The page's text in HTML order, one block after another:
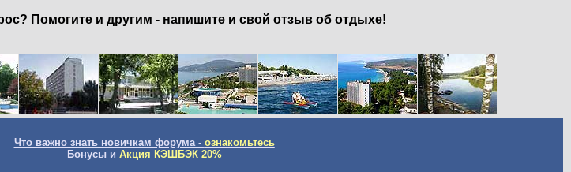
Помогите и другим - напишите и свой отзыв об отдыхе!
Что важно знать новичкам форума - ознакомьтесь
Бонусы и Акция КЭШБЭК 20%